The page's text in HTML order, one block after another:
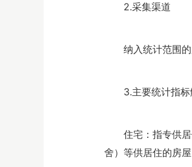
2.采集渠道
纳入统计范围
3.主要统计指
住宅：指专供
舍）等供居住的房